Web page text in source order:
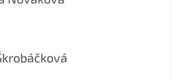
je 5 z 5 hvězdiček.
je 5 z 5 hvězdiček.